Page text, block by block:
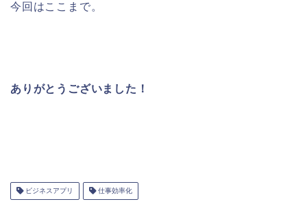
今回はここまで。
ありがとうございました！
ビジネスアプリ 仕事効率化